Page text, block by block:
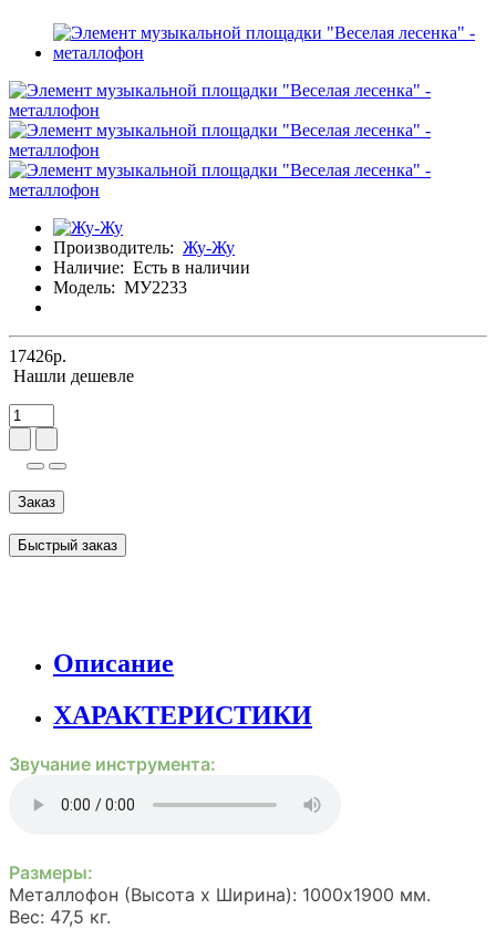
Производитель: Жу-Жу
Наличие: Есть в наличии
Модель: МУ2233
17426р.
Нашли дешевле
Заказ
Быстрый заказ
Описание
ХАРАКТЕРИСТИКИ
Звучание инструмента:
Размеры:
Металлофон (Высота х Ширина): 1000х1900 мм.
Вес: 47,5 кг.